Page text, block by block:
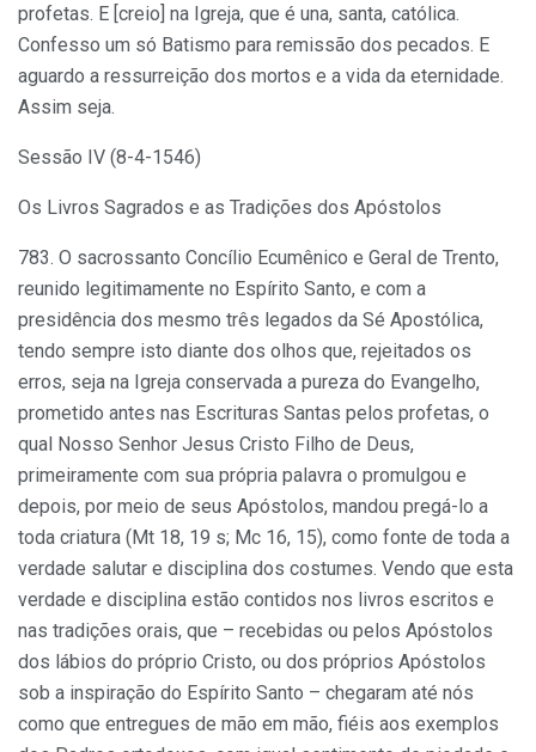
profetas. E [creio] na Igreja, que é una, santa, católica.
Confesso um só Batismo para remissão dos pecados. E
aguardo a ressurreição dos mortos e a vida da eternidade.
Assim seja.
Sessão IV (8-4-1546)
Os Livros Sagrados e as Tradições dos Apóstolos
783. O sacrossanto Concílio Ecumênico e Geral de Trento,
reunido legitimamente no Espírito Santo, e com a
presidência dos mesmo três legados da Sé Apostólica,
tendo sempre isto diante dos olhos que, rejeitados os
erros, seja na Igreja conservada a pureza do Evangelho,
prometido antes nas Escrituras Santas pelos profetas, o
qual Nosso Senhor Jesus Cristo Filho de Deus,
primeiramente com sua própria palavra o promulgou e
depois, por meio de seus Apóstolos, mandou pregá-lo a
toda criatura (Mt 18, 19 s; Mc 16, 15), como fonte de toda a
verdade salutar e disciplina dos costumes. Vendo que esta
verdade e disciplina estão contidos nos livros escritos e
nas tradições orais, que – recebidas ou pelos Apóstolos
dos lábios do próprio Cristo, ou dos próprios Apóstolos
sob a inspiração do Espírito Santo – chegaram até nós
como que entregues de mão em mão, fiéis aos exemplos